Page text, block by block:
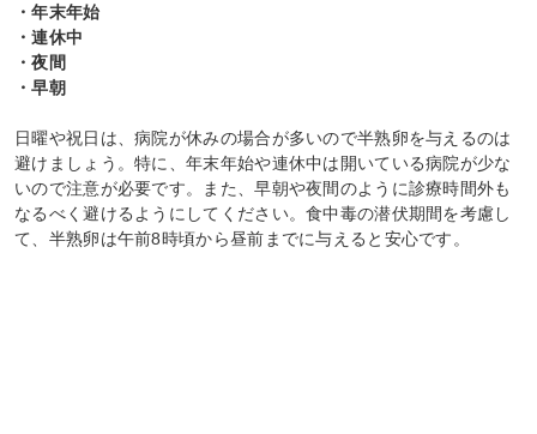
・年末年始
・連休中
・夜間
・早朝
日曜や祝日は、病院が休みの場合が多いので半熟卵を与えるのは
避けましょう。特に、年末年始や連休中は開いている病院が少な
いので注意が必要です。また、早朝や夜間のように診療時間外も
なるべく避けるようにしてください。食中毒の潜伏期間を考慮し
て、半熟卵は午前8時頃から昼前までに与えると安心です。